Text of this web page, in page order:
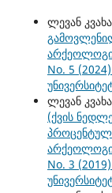
ლევან
No. 5
ლევან
(ქვის
No. 3